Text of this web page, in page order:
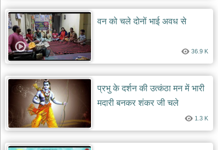
वन को चले दोनों भाई अवध से
36.9 K
प्रभु के दर्शन की उत्कंठा मन में भारी
मदारी बनकर शंकर जी चले
1.3 K